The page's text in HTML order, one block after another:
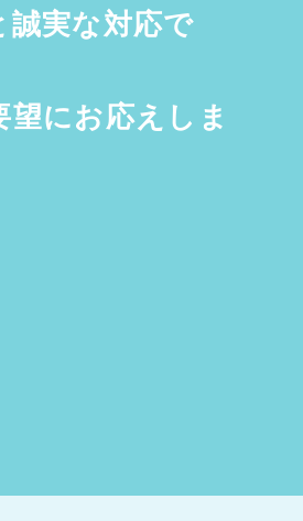
実な対応で
望にお応えしま